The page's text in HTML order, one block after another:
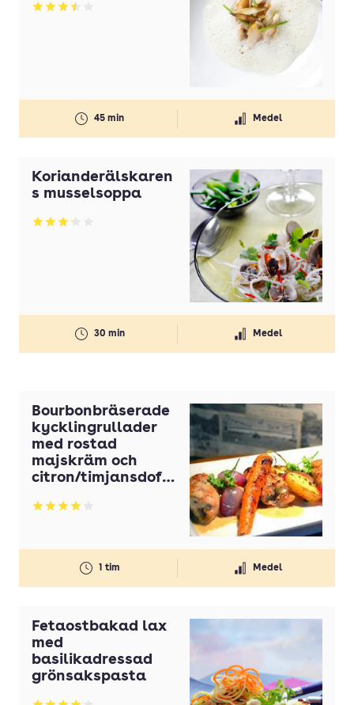
Betyg: 3.47 av 5
45 min Medel
Korianderälskaren
s musselsoppa
Betyg: 3.11 av 5
30 min Medel
Bourbonbräserade
kycklingrullader
med rostad
majskräm och
citron/timjansdoft
Betyg: 4 av 5
1 tim Medel
Fetaostbakad lax
med
basilikadressad
grönsakspasta